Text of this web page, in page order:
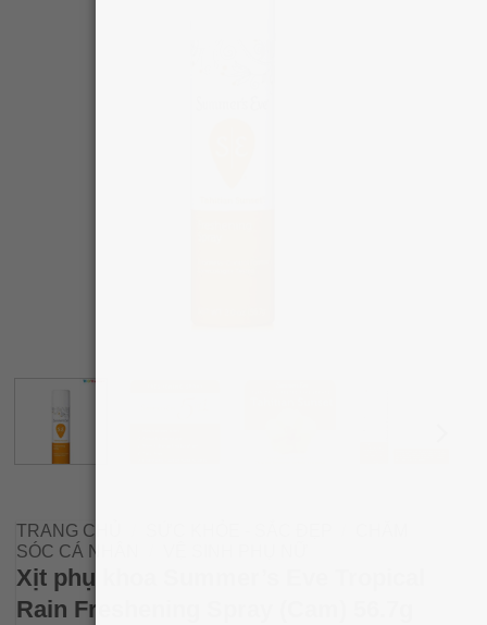
TRANG CHỦ
SÓC CÁ NHÂN
Xịt phụ khoa Summer’s Eve Tropical
Rain Freshening Spray (Cam) 56.7g